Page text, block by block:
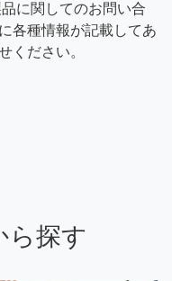
に関してのお問い合
各種情報が記載してあ
ください。
ら探す